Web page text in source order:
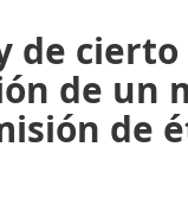
de cierto
de un
de